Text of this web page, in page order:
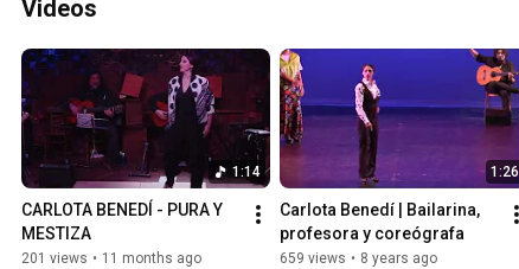
Videos
1:14
CARLOTA BENEDÍ - PURA Y
MESTIZA
201 views • 11 months ago
1:26
Carlota Benedí | Bailarina,
profesora y coreógrafa
659 views • 8 years ago